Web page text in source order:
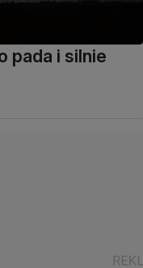
pada i silnie